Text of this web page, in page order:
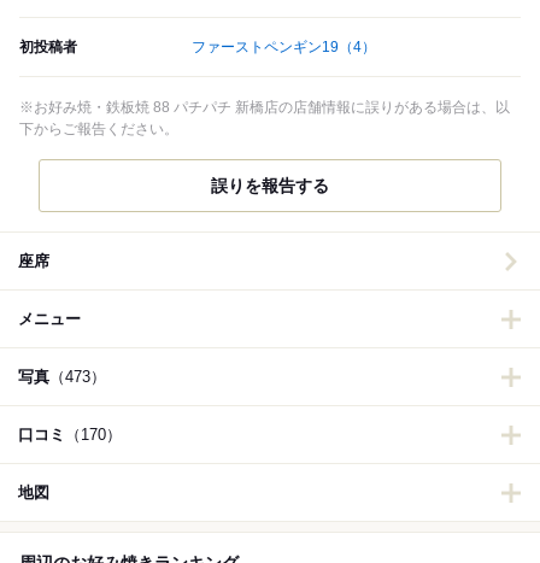
初投稿者 ファーストペンギン19 （4）
※お好み焼・鉄板焼 88 パチパチ 新橋店の店舗情報に誤りがある場合は、以
下からご報告ください。
誤りを報告する
座席
メニュー
写真 （473）
口コミ （170）
地図